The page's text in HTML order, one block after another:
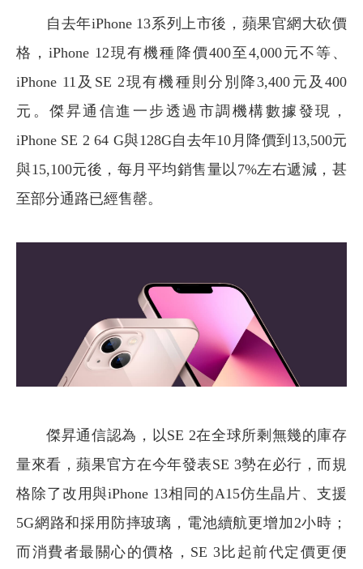
自去年iPhone 13系列上市後，蘋果官網大砍價
格，iPhone 12現有機種降價400至4,000元不等、
iPhone 11及SE 2現有機種則分別降3,400元及400
元。傑昇通信進一步透過市調機構數據發現，
iPhone SE 2 64 G與128G自去年10月降價到13,500元
與15,100元後，每月平均銷售量以7%左右遞減，甚
至部分通路已經售罄。
傑昇通信認為，以SE 2在全球所剩無幾的庫存
量來看，蘋果官方在今年發表SE 3勢在必行，而規
格除了改用與iPhone 13相同的A15仿生晶片、支援
5G網路和採用防摔玻璃，電池續航更增加2小時；
而消費者最關心的價格，SE 3比起前代定價更便